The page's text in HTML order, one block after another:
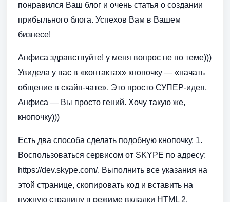
понравился Ваш блог и очень статья о создании
прибыльного блога. Успехов Вам в Вашем
бизнесе!
Анфиса здравствуйте! у меня вопрос не по теме)))
Увидела у вас в «контактах» кнопочку — «начать
общение в скайп-чате». Это просто СУПЕР-идея,
Анфиса — Вы просто гений. Хочу такую же,
кнопочку)))
Есть два способа сделать подобную кнопочку. 1.
Воспользоваться сервисом от SKYPE по адресу:
https://dev.skype.com/. Выполнить все указания на
этой странице, скопировать код и вставить на
нужную страницу в режиме вкладки HTML 2.